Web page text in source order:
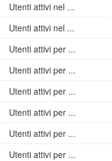
Utenti attivi nel ...
Utenti attivi nel ...
Utenti attivi per ...
Utenti attivi per ...
Utenti attivi per ...
Utenti attivi per ...
Utenti attivi per ...
Utenti attivi per ...